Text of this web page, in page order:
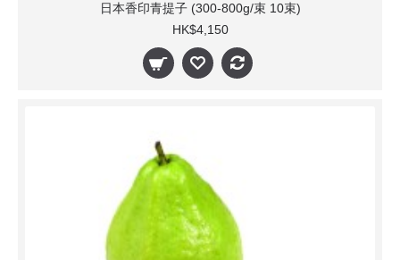
日本香印青提子 (300-800g/束 10束)
HK$4,150